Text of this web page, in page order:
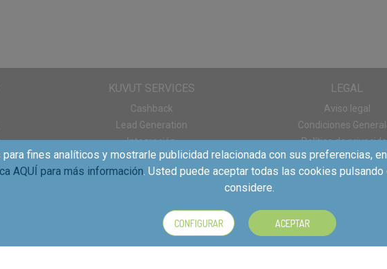
KUVUT SERVICES
Cashback
Lead Generation
Integración
Panel de consumo
Descargas App
LEGAL
Aviso legal
Condiciones
Política de
Política de cookies
fines analíticos y mostrarle publicidad relacionada con sus preferencias,
AQUÍ para más información. Usted puede aceptar todas las cookies
considere.
CONFIGURAR ACEPTAR